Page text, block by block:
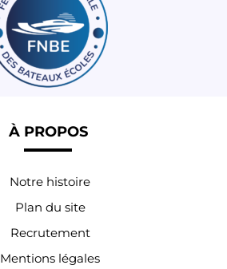
À PROPOS
Notre histoire
Plan du site
Recrutement
Mentions légales